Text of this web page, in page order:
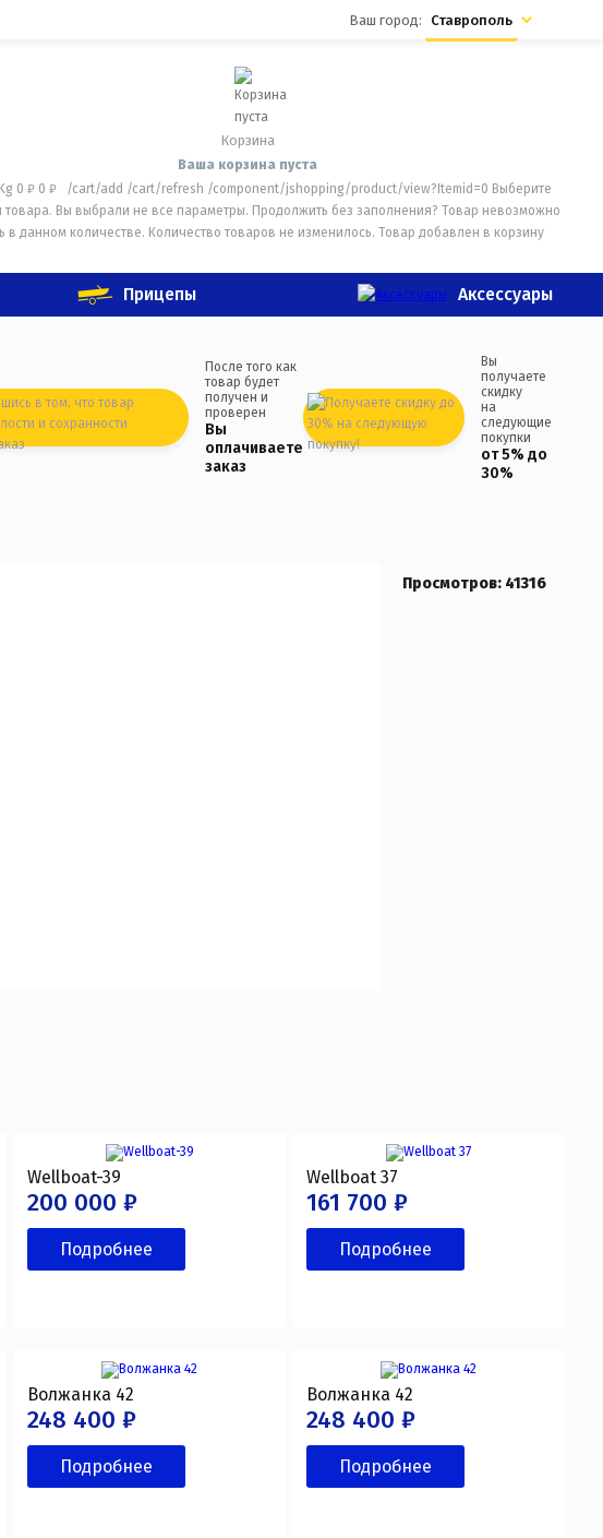
Ваш город: Ставрополь
Корзина
Ваша корзина пуста
0 ₽ 0 ₽ /cart/add /cart/refresh /component/jshopping/product/view?Itemid=0 Выберите
товара. Вы выбрали не все параметры. Продолжить без заполнения? Товар невозможно
в данном количестве. Количество товаров не изменилось. Товар добавлен в корзину
Прицепы Аксессуары
После того как
товар будет
получен и
проверен
Вы
оплачиваете
заказ
Вы
получаете
скидку
на
следующие
покупки
от 5% до
30%
Просмотров: 41316
Wellboat-39
200 000 ₽
Подробнее
Wellboat 37
161 700 ₽
Подробнее
Волжанка 42
248 400 ₽
Подробнее
Волжанка 42
248 400 ₽
Подробнее